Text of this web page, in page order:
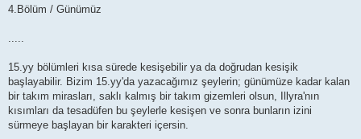
4.Bölüm / Günümüz
.....
15.yy bölümleri kısa sürede kesişebilir ya da doğrudan kesişik
başlayabilir. Bizim 15.yy'da yazacağımız şeylerin; günümüze kadar kalan
bir takım mirasları, saklı kalmış bir takım gizemleri olsun, Illyra'nın
kısımları da tesadüfen bu şeylerle kesişen ve sonra bunların izini
sürmeye başlayan bir karakteri içersin.